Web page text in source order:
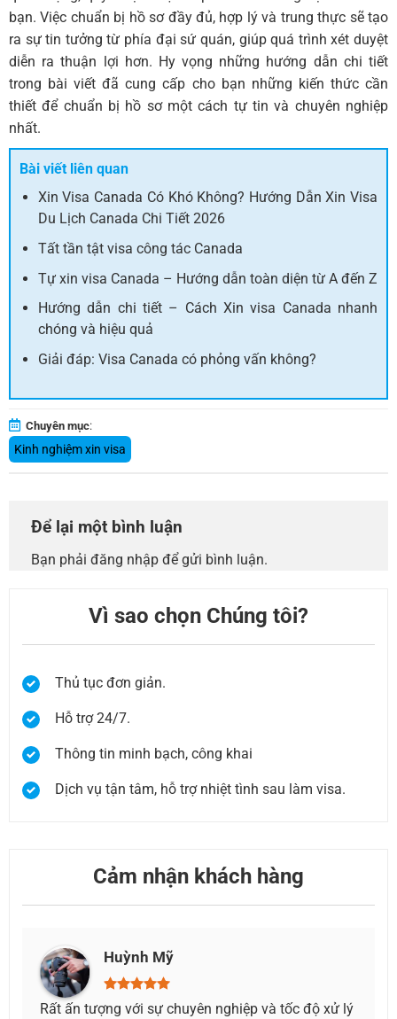
bạn. Việc chuẩn bị hồ sơ đầy đủ, hợp lý và trung thực sẽ tạo
ra sự tin tưởng từ phía đại sứ quán, giúp quá trình xét duyệt
diễn ra thuận lợi hơn. Hy vọng những hướng dẫn chi tiết
trong bài viết đã cung cấp cho bạn những kiến thức cần
thiết để chuẩn bị hồ sơ một cách tự tin và chuyên nghiệp
nhất.
Bài viết liên quan
Xin Visa Canada Có Khó Không? Hướng Dẫn Xin Visa
Du Lịch Canada Chi Tiết 2026
Tất tần tật visa công tác Canada
Tự xin visa Canada – Hướng dẫn toàn diện từ A đến Z
Hướng dẫn chi tiết – Cách Xin visa Canada nhanh
chóng và hiệu quả
Giải đáp: Visa Canada có phỏng vấn không?
Chuyên mục:
Kinh nghiệm xin visa
Để lại một bình luận
Bạn phải đăng nhập để gửi bình luận.
Vì sao chọn Chúng tôi?
Thủ tục đơn giản.
Hỗ trợ 24/7.
Thông tin minh bạch, công khai
Dịch vụ tận tâm, hỗ trợ nhiệt tình sau làm visa.
Cảm nhận khách hàng
xử lý
Thúy Anh
Gia đình mình gồm 6 người xin Visa Canada cùng